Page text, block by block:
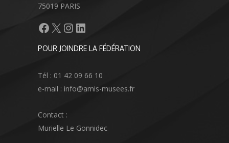
75019 PARIS
Facebook
X Instagram
LinkedIn
POUR JOINDRE LA FÉDÉRATION
Tél : 01 42 09 66 10
e-mail : info@amis-musees.fr
Contact :
Murielle Le Gonnidec